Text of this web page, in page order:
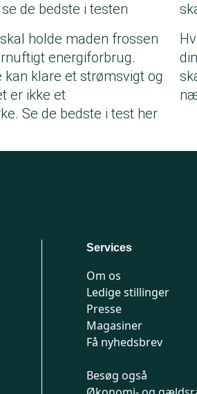
de bedste i testen
holde maden frossen
energiforbrug.
kan klare et strømsvigt og
er ikke et
Se de bedste i test her
Services
Om os
Ledige stillinger
Presse
Magasiner
Få nyhedsbrev
Besøg også